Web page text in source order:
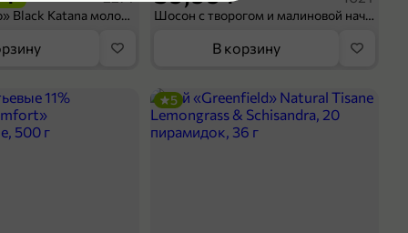
Кофе «Bushido» Black Katana молотый, 227 г Шосон с творогом и малиновой начинкой, 102 г
В корзину
5